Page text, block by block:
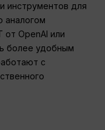
инструментов для
аналогом
от OpenAI или
более удобным
с